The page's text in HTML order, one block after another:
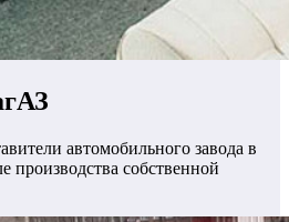
автомобильного завода в
производства собственной